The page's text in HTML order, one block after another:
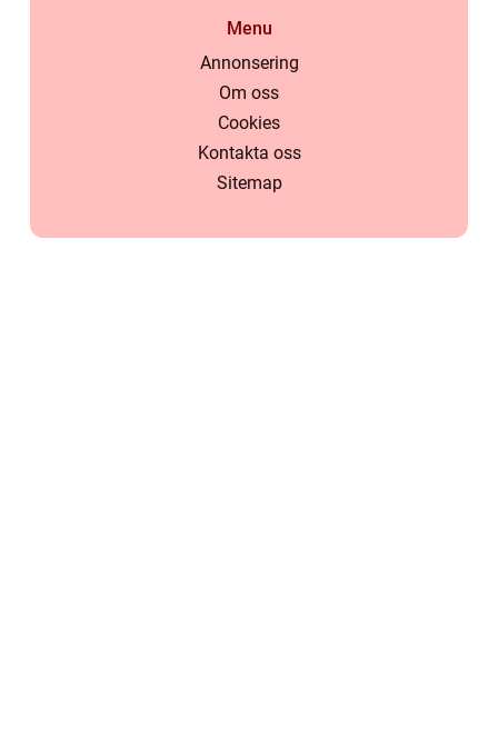
Menu
Annonsering
Om oss
Cookies
Kontakta oss
Sitemap